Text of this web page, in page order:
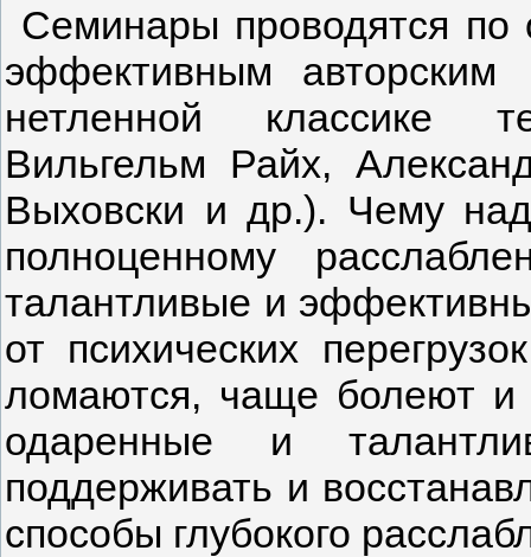
Семинары проводятся
эффективным
нетленной классике
Вильгельм Райх,
Выховски и др.). Чему
полноценному
талантливые и
от психических
ломаются, чаще болеют
одаренные и
поддерживать и
способы глубокого